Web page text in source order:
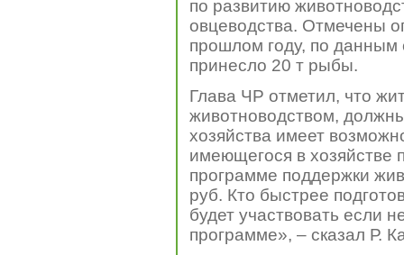
по развитию
овцеводства. Отмечены
прошлом году, по данным
принесло 20 т рыбы.
Глава ЧР отметил, что
животноводством,
хозяйства имеет
имеющегося в хозяйстве
программе поддержки
руб. Кто быстрее
будет участвовать если
программе», – сказал Р.